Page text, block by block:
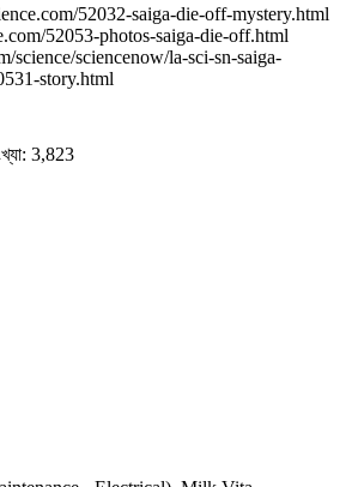
52032-saiga-die-off-mystery.html
52053-photos-saiga-die-off.html
science/sciencenow/la-sci-sn-saiga-
story.html
3,823